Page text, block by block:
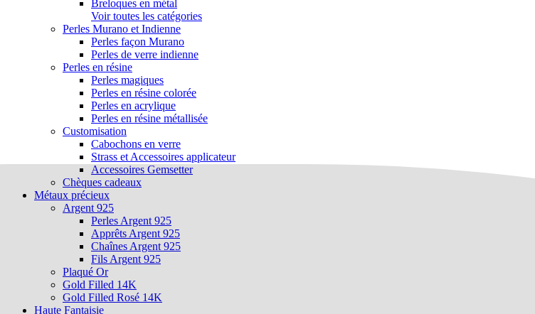
Breloques en métal
Voir toutes les catégories
Perles Murano et Indienne
Perles façon Murano
Perles de verre indienne
Perles en résine
Perles magiques
Perles en résine colorée
Perles en acrylique
Perles en résine métallisée
Customisation
Cabochons en verre
Strass et Accessoires applicateur
Accessoires Gemsetter
Chèques cadeaux
Métaux précieux
Argent 925
Perles Argent 925
Apprêts Argent 925
Chaînes Argent 925
Fils Argent 925
Plaqué Or
Gold Filled 14K
Gold Filled Rosé 14K
Haute Fantaisie